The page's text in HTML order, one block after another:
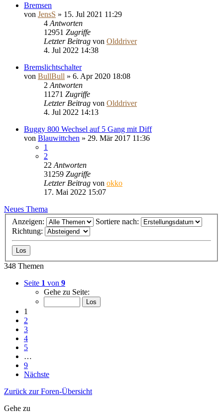
Bremsen
von JensS » 15. Jul 2021 11:29
4 Antworten
12951 Zugriffe
Letzter Beitrag von Olddriver
4. Jul 2022 14:38
Bremslichtschalter
von BullBull » 6. Apr 2020 18:08
2 Antworten
11271 Zugriffe
Letzter Beitrag von Olddriver
4. Jul 2022 14:13
Buggy 800 Wechsel auf 5 Gang mit Diff
von Blauwittchen » 29. Mär 2017 11:36
1
2
22 Antworten
31259 Zugriffe
Letzter Beitrag von okko
17. Mai 2022 15:07
Neues Thema
Anzeigen:
Sortiere nach:
Richtung:
348 Themen
Seite 1 von 9
Gehe zu Seite:
1
2
3
4
5
…
9
Nächste
Zurück zur Foren-Übersicht
Gehe zu